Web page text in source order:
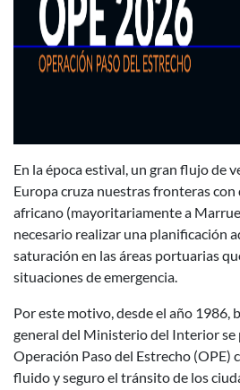
En la época estival, un gran flujo de
Europa cruza nuestras fronteras
africano (mayoritariamente a
necesario realizar una planificación
saturación en las áreas portuarias
situaciones de emergencia.
Por este motivo, desde el año 1986,
general del Ministerio del Interior se
Operación Paso del Estrecho (OPE)
fluido y seguro el tránsito de los